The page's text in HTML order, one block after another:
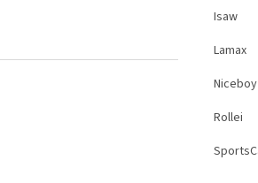
Isaw
Lamax
Niceboy
Rollei